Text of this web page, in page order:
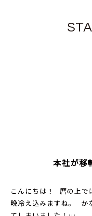
本社が移
こんにちは！ 暦の上で
晩冷え込みますね。 か